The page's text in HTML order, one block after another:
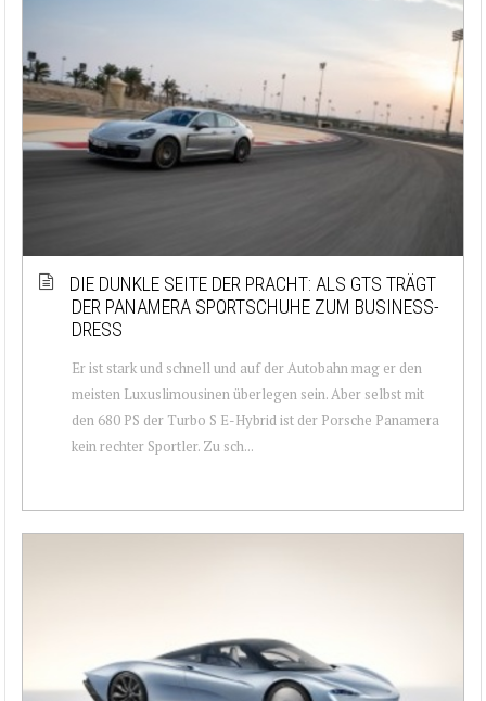
DIE DUNKLE SEITE DER PRACHT: ALS GTS TRÄGT
DER PANAMERA SPORTSCHUHE ZUM BUSINESS-
DRESS
Er ist stark und schnell und auf der Autobahn mag er den
meisten Luxuslimousinen überlegen sein. Aber selbst mit
den 680 PS der Turbo S E-Hybrid ist der Porsche Panamera
kein rechter Sportler. Zu sch...